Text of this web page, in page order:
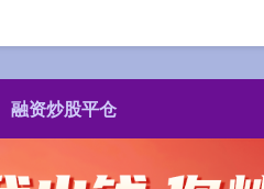
融资炒股平仓